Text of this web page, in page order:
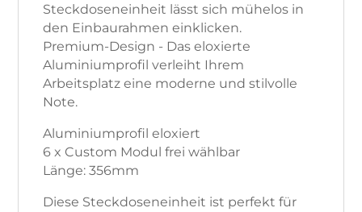
Steckdoseneinheit lässt sich mühelos in
den Einbaurahmen einklicken.
Premium-Design - Das eloxierte
Aluminiumprofil verleiht Ihrem
Arbeitsplatz eine moderne und stilvolle
Note.
Aluminiumprofil eloxiert
6 x Custom Modul frei wählbar
Länge: 356mm
Diese Steckdoseneinheit ist perfekt für